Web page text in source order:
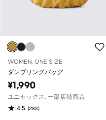
WOMEN, ONE SIZE
ダンプリングバッグ
¥1,990
ユニセックス, 一部店舗商品
4.5 (283)